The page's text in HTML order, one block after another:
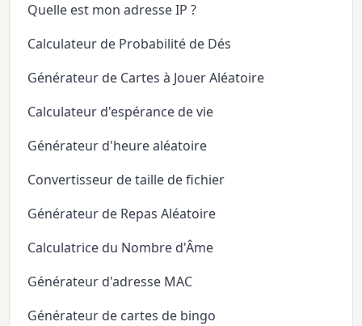
Quelle est mon adresse IP ?
Calculateur de Probabilité de Dés
Générateur de Cartes à Jouer Aléatoire
Calculateur d'espérance de vie
Générateur d'heure aléatoire
Convertisseur de taille de fichier
Générateur de Repas Aléatoire
Calculatrice du Nombre d'Âme
Générateur d'adresse MAC
Générateur de cartes de bingo